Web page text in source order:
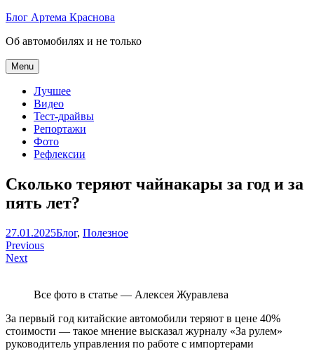
Skip
content
Блог Артема Краснова
Об автомобилях и не только
Menu
Лучшее
Видео
Тест-драйвы
Репортажи
Фото
Рефлексии
Сколько теряют чайнакары за год и за
пять лет?
Артем
Краснов
27.01.2025Блог, Полезное
Навигация
по
Previous
Next
Все фото в статье — Алексея Журавлева
За первый год китайские автомобили теряют в цене 40%
стоимости — такое мнение высказал журналу «За рулем»
руководитель управления по работе с импортерами